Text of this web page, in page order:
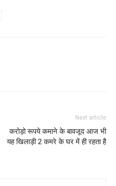
Next article
करोड़ो रूपये कमाने के बावजूद आज भी
यह खिलाड़ी 2 कमरे के घर में ही रहता है